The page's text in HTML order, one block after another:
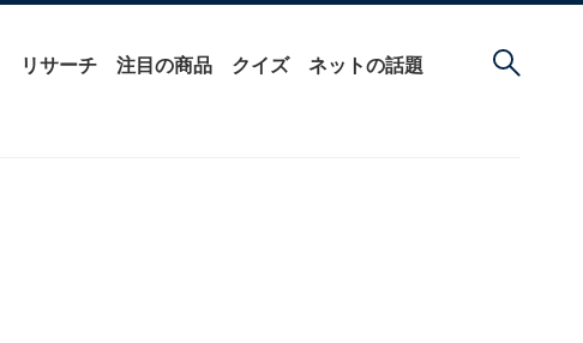
リサーチ 注目の商品 クイズ ネットの話題